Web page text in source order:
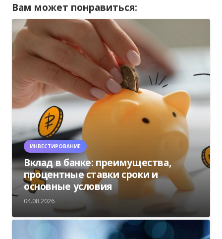
Вам может понравиться:
ИНВЕСТИРОВАНИЕ
Вклад в банке: преимущества,
процентные ставки сроки и
основные условия
04.08.2026